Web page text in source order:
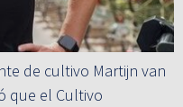
de cultivo Martijn van
que el Cultivo